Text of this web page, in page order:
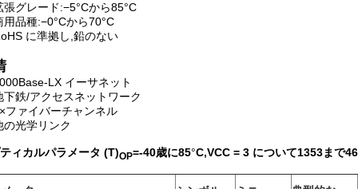
張グレード:−5°Cから85°C
用品種:−0°Cから70°C
に準拠し,鉛のない
LX イーサネット
下鉄/アクセスネットワーク
ファイバーチャンネル
の光学リンク
ィカルパラメータ (T)OP=-40歳に85°C,VCC = 3 について1353まで